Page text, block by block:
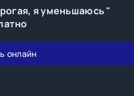
я уменьшаюсь "
онлайн